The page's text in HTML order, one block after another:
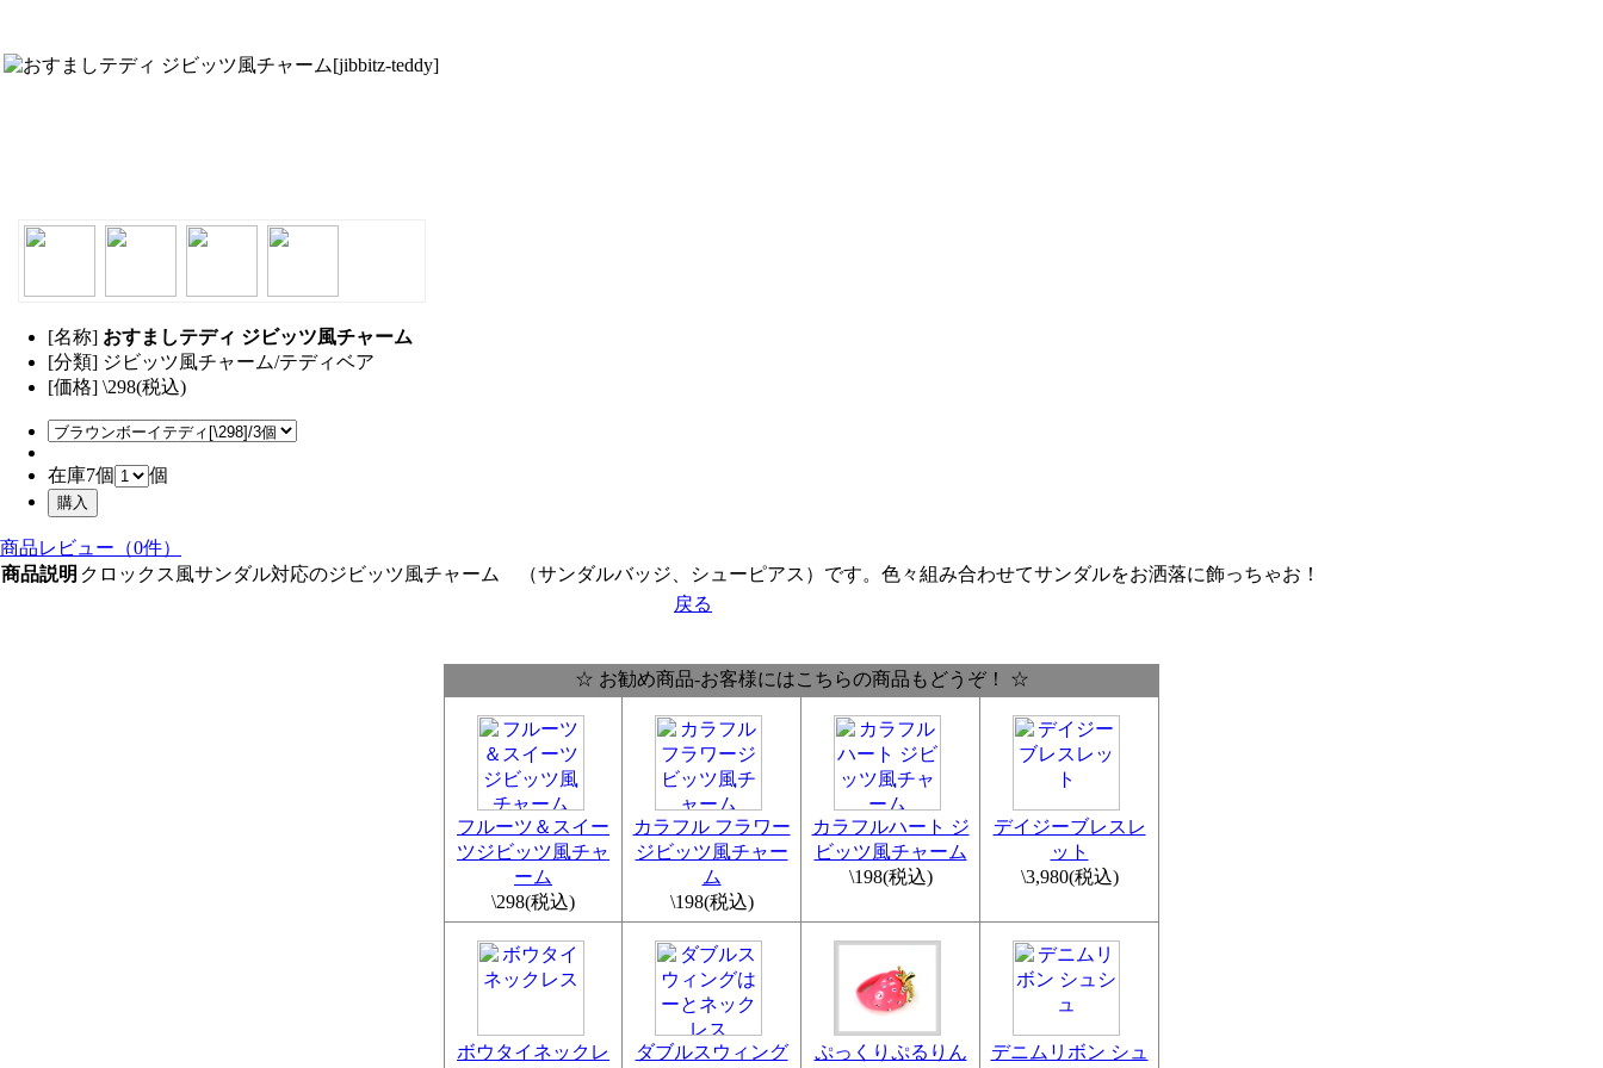
[名称] おすましテディ ジビッツ風チャーム
[分類] ジビッツ風チャーム/テディベア
[価格] \298(税込)
在庫7個 個
商品レビュー（0件）
商品説明 クロックス風サンダル対応のジビッツ風チャーム （サンダルバッジ、シューピアス）です。色々組み合わせてサンダルをお洒落に飾っちゃお！
戻る
☆ お勧め商品-お客様にはこちらの商品もどうぞ！ ☆
フルーツ＆スイー
ツジビッツ風チャ
ーム
\298(税込)
カラフル フラワー
ジビッツ風チャー
ム
\198(税込)
カラフルハート ジ
ビッツ風チャーム
\198(税込)
デイジーブレスレ
ット
\3,980(税込)
ボウタイネックレ
ダブルスウィング
ぷっくりぷるりん
デニムリボン シュ